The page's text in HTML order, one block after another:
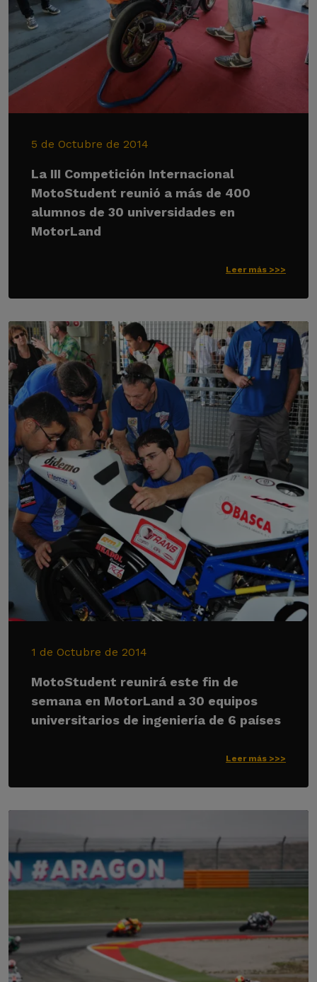
5 de Octubre de 2014
La III Competición Internacional
MotoStudent reunió a más de 400
alumnos de 30 universidades en
MotorLand
Leer más >>>
1 de Octubre de 2014
MotoStudent reunirá este fin de
semana en MotorLand a 30 equipos
universitarios de ingeniería de 6 países
Leer más >>>